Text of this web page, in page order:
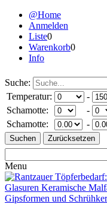
@Home
Anmelden
Liste0
Warenkorb0
Info
Suche:
Temperatur:
-
Schamotte:
-
Schamotte:
-
Menu